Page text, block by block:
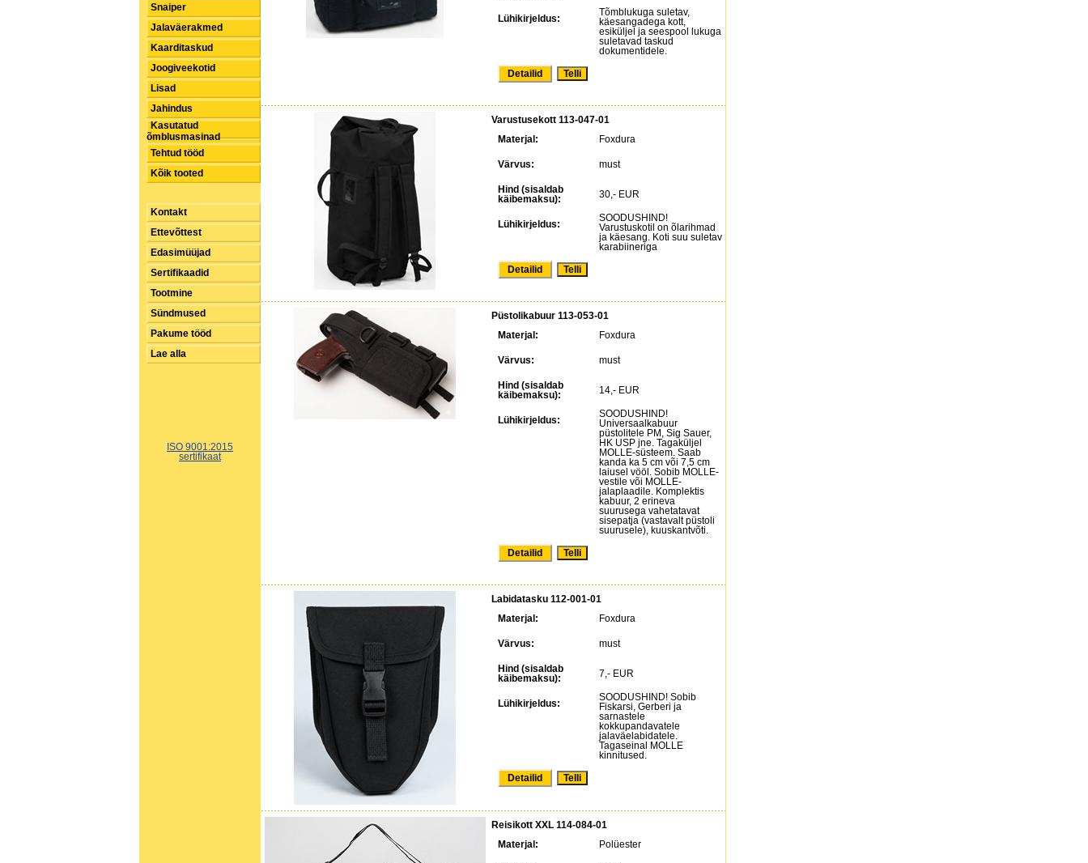
Snaiper
Jalaväerakmed
Kaarditaskud
Joogiveekotid
Lisad
Jahindus
Kasutatud
õmblusmasinad
Tehtud tööd
Kõik tooted
Kontakt
Ettevõttest
Edasimüüjad
Sertifikaadid
Tootmine
Sündmused
Pakume tööd
Lae alla
ISO 9001:2015
sertifikaat
Lühikirjeldus:
Tõmblukuga suletav,
käesangadega kott,
esiküljel ja seespool lukuga
suletavad taskud
dokumentidele.
Detailid
Varustusekott 113-047-01
Materjal:
Foxdura
Värvus: must
Hind (sisaldab
käibemaksu):
30,- EUR
Lühikirjeldus:
SOODUSHIND!
Varustuskotil on õlarihmad
ja käesang. Koti suu suletav
karabiineriga
Detailid
Püstolikabuur 113-053-01
Materjal:
Foxdura
Värvus: must
Hind (sisaldab
käibemaksu):
14,- EUR
Lühikirjeldus:
SOODUSHIND!
Universaalkabuur
püstolitele PM, Sig Sauer,
HK USP jne. Tagaküljel
MOLLE-süsteem. Saab
kanda ka 5 cm või 7,5 cm
laiusel vööl. Sobib MOLLE-
vestile või MOLLE-
jalaplaadile. Komplektis
kabuur, 2 erineva
suurusega vahetatavat
sisepatja (vastavalt püstoli
suurusele), kuuskantvõti.
Detailid
Labidatasku 112-001-01
Materjal:
Foxdura
Värvus: must
Hind (sisaldab
käibemaksu):
7,- EUR
Lühikirjeldus:
SOODUSHIND! Sobib
Fiskarsi, Gerberi ja
sarnastele
kokkupandavatele
jalaväelabidatele.
Tagaseinal MOLLE
kinnitused.
Detailid
Reisikott XXL 114-084-01
Materjal:
Polüester